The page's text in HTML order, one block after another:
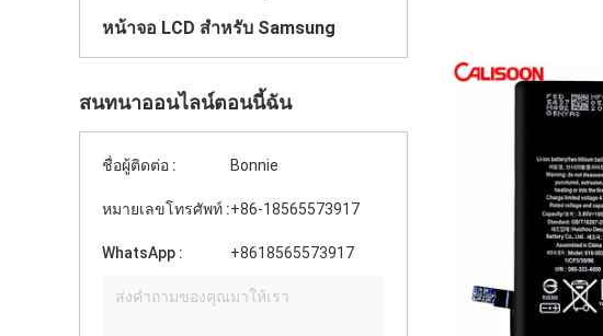
หน้าจอ LCD สําหรับ Samsung
สนทนาออนไลน์ตอนนี้ฉัน
ชื่อผู้ติดต่อ : Bonnie
หมายเลขโทรศัพท์ :+86-18565573917
WhatsApp : +8618565573917